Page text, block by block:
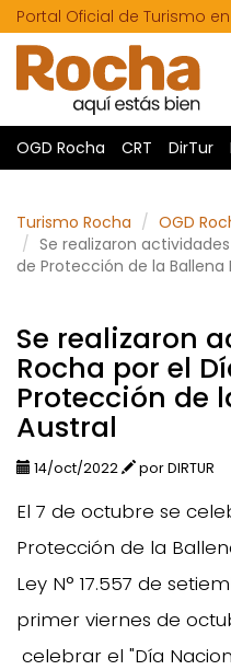
Portal Oficial de Turismo
OGD Rocha CRT DirTur
Turismo Rocha OGD
Se realizaron
de Protección de la Ballena
Se realizaron
Rocha por el
Protección de
Austral
14/oct/2022 por DIRTUR
El 7 de octubre se
Protección de la
Ley N° 17.557 de
primer viernes de
celebrar el "Día